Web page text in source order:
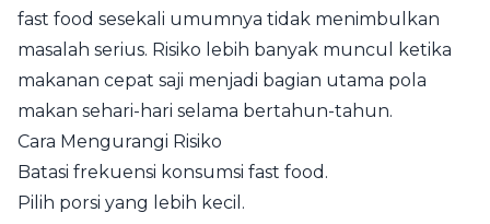
fast food sesekali umumnya tidak menimbulkan
masalah serius. Risiko lebih banyak muncul ketika
makanan cepat saji menjadi bagian utama pola
makan sehari-hari selama bertahun-tahun.
Cara Mengurangi Risiko
Batasi frekuensi konsumsi fast food.
Pilih porsi yang lebih kecil.